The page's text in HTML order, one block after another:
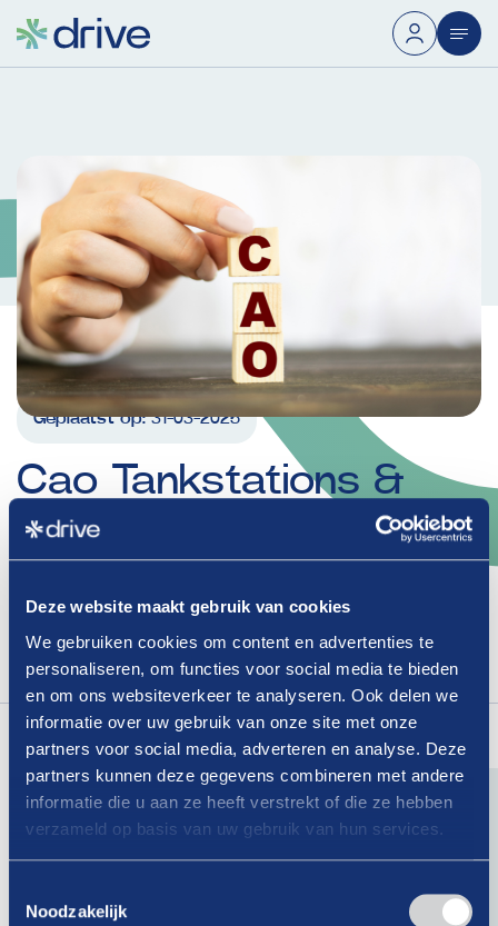
Deze website maakt gebruik van cookies
We gebruiken cookies om content en advertenties te
personaliseren, om functies voor social media te bieden
en om ons websiteverkeer te analyseren. Ook delen we
informatie over uw gebruik van onze site met onze
partners voor social media, adverteren en analyse. Deze
partners kunnen deze gegevens combineren met andere
informatie die u aan ze heeft verstrekt of die ze hebben
verzameld op basis van uw gebruik van hun services.
Noodzakelijk
Geplaatst op:31-03-2025
Cao Tankstations &
Wasbedrijven
loopt af
per 1 april 2025
voor leden.
om dit artikel te lezen.
Lees ook eens
geen vertrouwenspersoon?